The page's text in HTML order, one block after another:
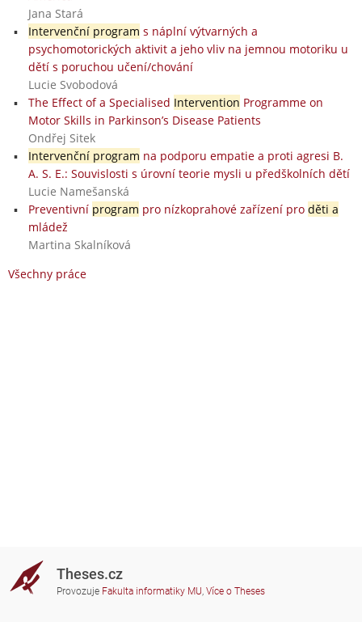
Jana Stará
Intervenční program s náplní výtvarných a
psychomotorických aktivit a jeho vliv na jemnou motoriku u
dětí s poruchou učení/chování
Lucie Svobodová
The Effect of a Specialised Intervention Programme on
Motor Skills in Parkinson’s Disease Patients
Ondřej Sitek
Intervenční program na podporu empatie a proti agresi B.
A. S. E.: Souvislosti s úrovní teorie mysli u předškolních dětí
Lucie Namešanská
Preventivní program pro nízkoprahové zařízení pro děti a
mládež
Martina Skalníková
Všechny práce
Theses.cz
Provozuje Fakulta informatiky MU, Více o Theses